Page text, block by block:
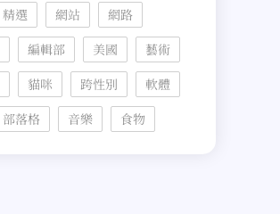
精選 網站
網路
編輯部 美國
藝術
貓咪 跨性別
軟體
部落格 音樂 食物